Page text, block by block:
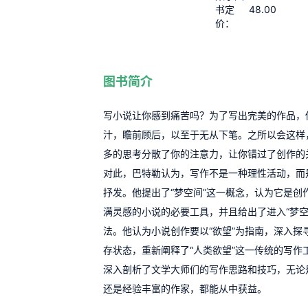
书定
价：
48.00
图书简介
写小说让你感到痛苦吗？为了写出完美的作品，
汁，瞻前顾后，以至于无从下笔。之所以会这
多的思考分散了你的注意力，让你错过了创作
对此，巴特勒认为，写作不是一种理性活动，
抒发。他提出了“梦空间”这一概念，认为它是创
满灵感的小说的必要工具，并且给出了进入“梦
法。他认为小说创作要以“欲望”为指南，深入探
存状态，重新阐释了“人类欲望”这一传统的写作
深入剖析了文学大师们的写作思路和技巧，无
还是经验丰富的作家，都能从中获益。